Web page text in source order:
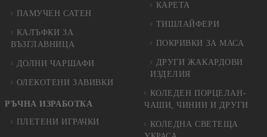
ПАМУЧЕН САТЕН
КАЛЪФКИ ЗА
ВЪЗГЛАВНИЦА
ДОЛНИ ЧАРШАФИ
ОЛЕКОТЕНИ ЗАВИВКИ
РЪЧНА ИЗРАБОТКА
ПЛЕТЕНИ ИГРАЧКИ
КАРЕТА
ТИШЛАЙФЕРИ
ПОКРИВКИ ЗА МАСА
ДРУГИ ЖАКАРДОВИ
ИЗДЕЛИЯ
КОЛЕДЕН ПОРЦЕЛАН-
ЧАШИ, ЧИНИИ И ДРУГИ
КОЛЕДНА СВЕТЕЩА